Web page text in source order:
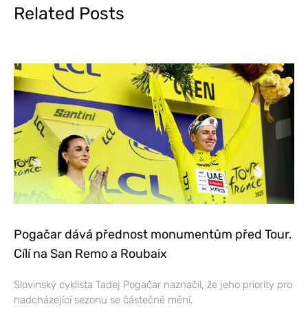
Related Posts
Pogačar dává přednost monumentům před Tour.
Cílí na San Remo a Roubaix
Slovinský cyklista Tadej Pogačar naznačil, že jeho priority pro
nadcházející sezonu se částečně mění.